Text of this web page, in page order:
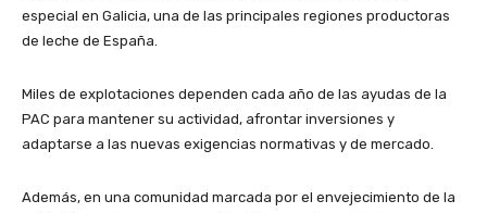
especial en Galicia, una de las principales regiones productoras
de leche de España.
Miles de explotaciones dependen cada año de las ayudas de la
PAC para mantener su actividad, afrontar inversiones y
adaptarse a las nuevas exigencias normativas y de mercado.
Además, en una comunidad marcada por el envejecimiento de la